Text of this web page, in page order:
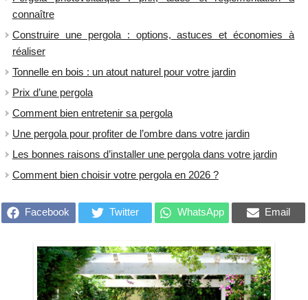
connaître
Construire une pergola : options, astuces et économies à
réaliser
Tonnelle en bois : un atout naturel pour votre jardin
Prix d’une pergola
Comment bien entretenir sa pergola
Une pergola pour profiter de l’ombre dans votre jardin
Les bonnes raisons d’installer une pergola dans votre jardin
Comment bien choisir votre pergola en 2026 ?
Facebook Twitter WhatsApp Email